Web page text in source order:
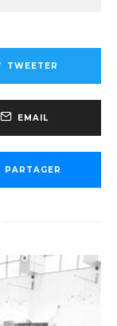
TWEETER
EMAIL
PARTAGER